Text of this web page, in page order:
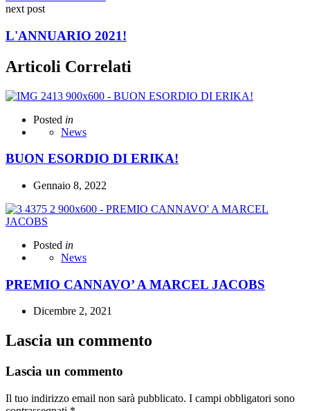
next post
L'ANNUARIO 2021!
Articoli Correlati
Posted in
News
BUON ESORDIO DI ERIKA!
Gennaio 8, 2022
Posted in
News
PREMIO CANNAVO’ A MARCEL JACOBS
Dicembre 2, 2021
Lascia un commento
Lascia un commento
Il tuo indirizzo email non sarà pubblicato. I campi obbligatori sono